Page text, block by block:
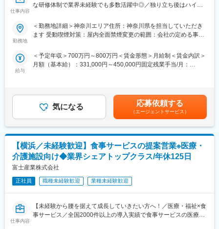
仕事内容
な研修体制で業界未経験でも多数活躍中◎／独り立ち後はハイブ
重度障害のある方や高齢者の方等に医療的ケアサービスを行う訪
問介護事業を提供する当社にて、複数の都道府県を束ねたブロッ
ジャー候補を募集します。
★下記インタビューをぜひご覧ください！
・部門の運営、売上管理
・営業活動
・サービス提供管理・保守
・ご利用者様やご家族へのヒアリング、サービス設計・立上げ
・ケアマネージャーや医療機関、福祉事業所、行政等との調整
・スタッフの採用・指導・育成
・各種プロジェクトへの参加
※担当エリアは選考時の希望を考慮の上、決定します。
【入社直後の流れ】
す。
■入社～1カ月目
勤務地
＜勤務地詳細＞神奈川エリア住所：神奈川県を担当していただき
ます 受動喫煙対策：屋内全面禁煙変更の範囲：会社の定める事業
給与
＜予定年収＞700万円～800万円＜賃金形態＞月給制＜賃金内訳＞
月額（基本給）：331,000円～450,000円固定残業手当/月：
有■賞与：年2回※前職給与を考慮※経験・スキル・スタートポジシ
ョンにおいて異なる※評価により昇格・昇給あり※エリアにより地
域加算手当分が異なる※時間外手当は別途全額支給賃金はあくまで
も目安の金額であり、選考を通じて上下する可能性があります。
月給(月額)は固定手当を含めた表記です。
気になる 応募依頼する
（エージェントサービス）
【横浜／未経験歓迎】食事サービスの提案営業※医療・
介護施設向け◆業界シェアトップクラス/年休125日
富士産業株式会社
正社員 職種未経験歓迎 業種未経験歓迎
仕事内容
【未経験から腰を据えて成長していきたい方へ！／医療・福祉×食
事サービス／全国2000件以上の導入実績で食事サービスの医療・